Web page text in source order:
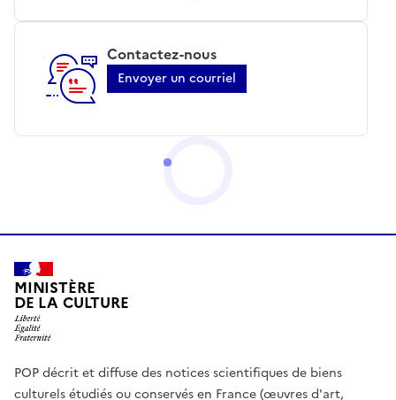
Contactez-nous
Envoyer un courriel
MINISTÈRE
DE LA CULTURE
POP décrit et diffuse des notices scientifiques de biens
culturels étudiés ou conservés en France (œuvres d'art,